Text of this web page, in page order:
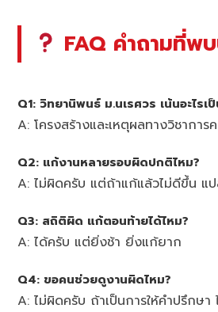
FAQ คำถามที่พ
Q1: วิทยานิพนธ์ ม.นเรศวร เน้นอะไรเ
A: โครงสร้างและเหตุผลทางวิชาการ
Q2: แก้งานหลายรอบผิดปกติไหม?
A: ไม่ผิดครับ แต่ถ้าแก้แล้วไม่ดีขึ้น แ
Q3: สถิติผิด แก้ตอนท้ายได้ไหม?
A: ได้ครับ แต่ยิ่งช้า ยิ่งแก้ยาก
Q4: ขอคนช่วยดูงานผิดไหม?
A: ไม่ผิดครับ ถ้าเป็นการให้คำปรึกษา